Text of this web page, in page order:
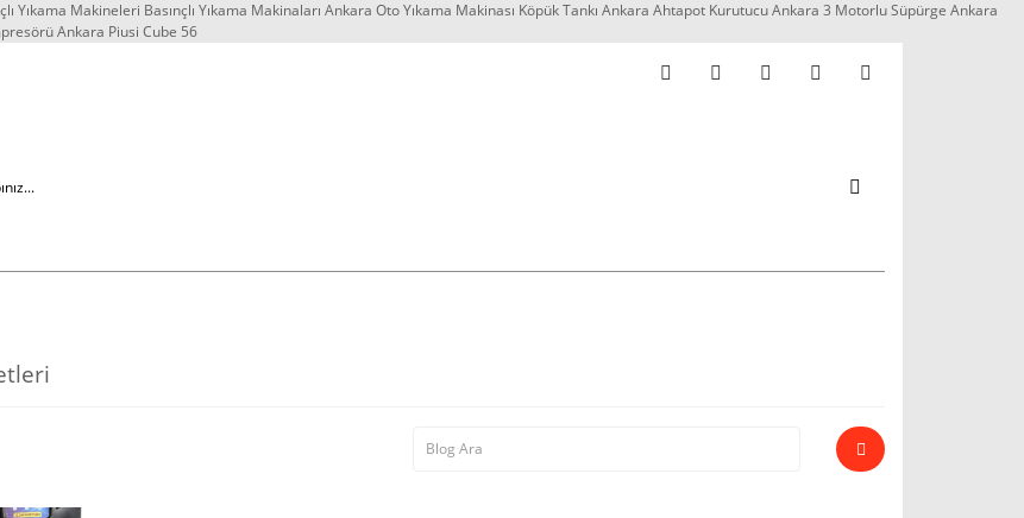
Yıkama Makineleri Basınçlı Yıkama Makinaları Ankara Oto Yıkama Makinası Köpük Tankı Ankara Ahtapot Kurutucu Ankara 3 Motorlu Süpürge Ankara
Ankara Piusi Cube 56